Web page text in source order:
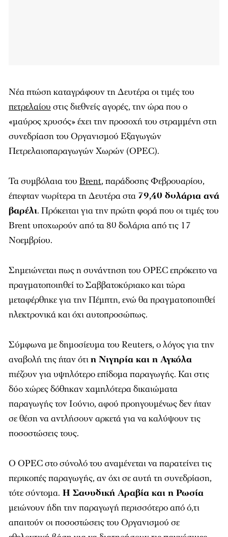
Νέα πτώση καταγράφουν τη Δευτέρα οι τιμές του
πετρελαίου στις διεθνείς αγορές, την ώρα που ο
«μαύρος χρυσός» έχει την προσοχή του στραμμένη στη
συνεδρίαση του Οργανισμού Εξαγωγών
Πετρελαιοπαραγωγών Χωρών (OPEC).
Τα συμβόλαια του Brent, παράδοσης Φεβρουαρίου,
έπεφταν νωρίτερα τη Δευτέρα στα 79,40 δολάρια ανά
βαρέλι. Πρόκειται για την πρώτη φορά που οι τιμές του
Brent υποχωρούν από τα 80 δολάρια από τις 17
Νοεμβρίου.
Σημειώνεται πως η συνάντηση του OPEC επρόκειτο να
πραγματοποιηθεί το Σαββατοκύριακο και τώρα
μεταφέρθηκε για την Πέμπτη, ενώ θα πραγματοποιηθεί
ηλεκτρονικά και όχι αυτοπροσώπως.
Σύμφωνα με δημοσίευμα του Reuters, ο λόγος για την
αναβολή της ήταν ότιη Νιγηρία και η Αγκόλα
πιέζουν για υψηλότερο επίδομα παραγωγής. Και στις
δύο χώρες δόθηκαν χαμηλότερα δικαιώματα
παραγωγής τον Ιούνιο, αφού προηγουμένως δεν ήταν
σε θέση να αντλήσουν αρκετά για να καλύψουν τις
ποσοστώσεις τους.
Ο OPEC στο σύνολό του αναμένεται να παρατείνει τις
περικοπές παραγωγής, αν όχι σε αυτή τη συνεδρίαση,
τότε σύντομα. Η Σαουδική Αραβία και η Ρωσία
μειώνουν ήδη την παραγωγή περισσότερο από ό,τι
απαιτούν οι ποσοστώσεις του Οργανισμού σε